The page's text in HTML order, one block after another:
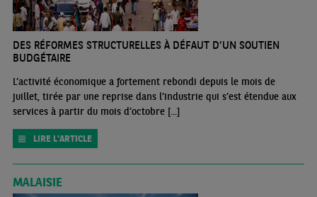
DES RÉFORMES STRUCTURELLES À DÉFAUT D’UN SOUTIEN
BUDGÉTAIRE
L’activité économique a fortement rebondi depuis le mois de
juillet, tirée par une reprise dans l’industrie qui s’est étendue aux
services à partir du mois d’octobre [...]
LIRE L'ARTICLE
MALAISIE